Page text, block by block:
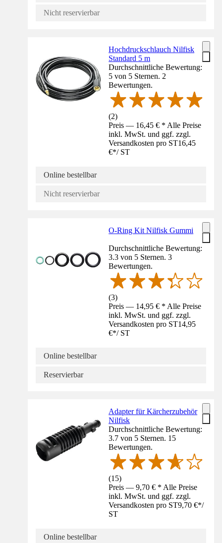
Nicht reservierbar
Hochdruckschlauch Nilfisk
Standard 5 m
Durchschnittliche Bewertung:
5 von 5 Sternen. 2
Bewertungen.
(2)
Preis — 16,45 € * Alle Preise
inkl. MwSt. und ggf. zzgl.
Versandkosten pro ST16,45
€*/ ST
Online bestellbar
Nicht reservierbar
O-Ring Kit Nilfisk Gummi
Durchschnittliche Bewertung:
3.3 von 5 Sternen. 3
Bewertungen.
(3)
Preis — 14,95 € * Alle Preise
inkl. MwSt. und ggf. zzgl.
Versandkosten pro ST14,95
€*/ ST
Online bestellbar
Reservierbar
Adapter für Kärcherzubehör
Nilfisk
Durchschnittliche Bewertung:
3.7 von 5 Sternen. 15
Bewertungen.
(15)
Preis — 9,70 € * Alle Preise
inkl. MwSt. und ggf. zzgl.
Versandkosten pro ST9,70 €*/
ST
Online bestellbar